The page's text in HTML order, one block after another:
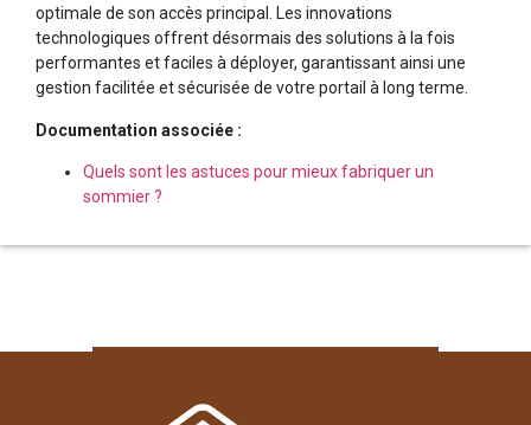
optimale de son accès principal. Les innovations
technologiques offrent désormais des solutions à la fois
performantes et faciles à déployer, garantissant ainsi une
gestion facilitée et sécurisée de votre portail à long terme.
Documentation associée :
Quels sont les astuces pour mieux fabriquer un
sommier ?